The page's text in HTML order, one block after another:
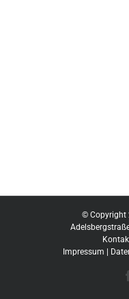
© Copyright
Impressum